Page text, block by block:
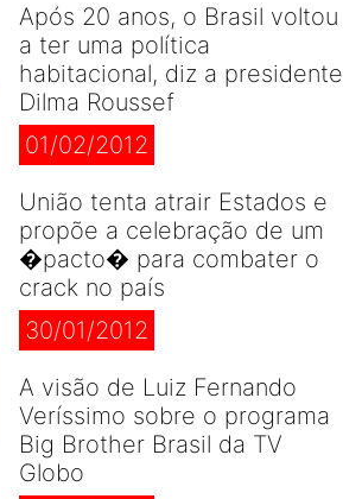
Após 20 anos, o Brasil voltou
a ter uma política
habitacional, diz a presidente
Dilma Roussef
01/02/2012
União tenta atrair Estados e
propõe a celebração de um
�pacto� para combater o
crack no país
30/01/2012
A visão de Luiz Fernando
Veríssimo sobre o programa
Big Brother Brasil da TV
Globo